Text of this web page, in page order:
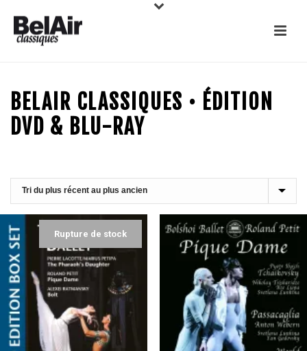
BELAIR CLASSIQUES • ÉDITION
DVD & BLU-RAY
Rupture de stock